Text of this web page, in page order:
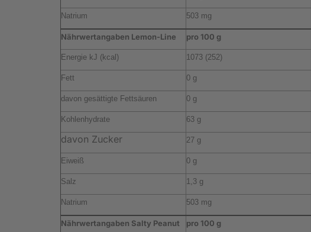
Natrium 503 mg
Nährwertangaben Lemon-Line pro 100 g
Energie kJ (kcal) 1073 (252)
Fett 0 g
davon gesättigte Fettsäuren 0 g
Kohlenhydrate 63 g
davon Zucker 27 g
Eiweiß 0 g
Salz 1,3 g
Natrium 503 mg
Nährwertangaben Salty Peanut pro 100 g